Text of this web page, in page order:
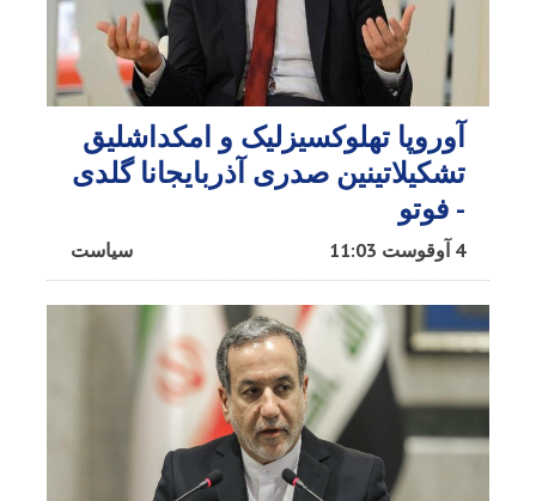
آوروپا تهلوکسیزلیک و امکداشلیق
تشکیلاتینین صدری آذربایجانا گلدی
- فوتو
سیاست 4 آوقوست 11:03